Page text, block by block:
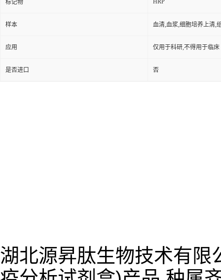
标记物 HRP
样本 血清,血浆,细胞培养上清,
应用 仅用于科研,不得用于临床
是否进口 否
湖北源昇肽生物技术有